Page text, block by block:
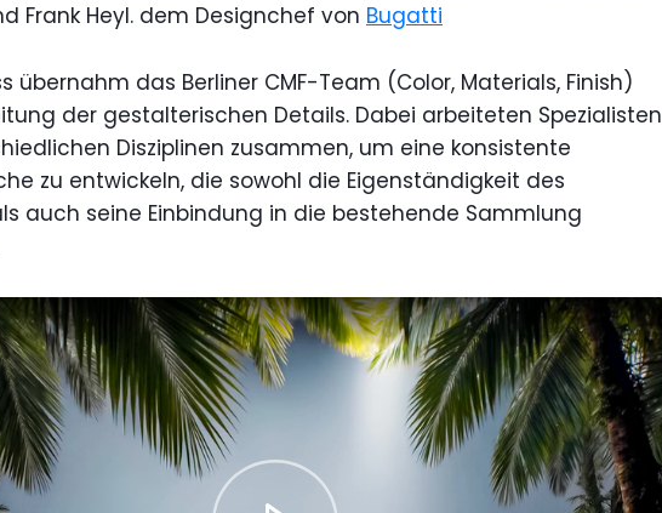
Frank Heyl. dem Designchef von Bugatti
übernahm das Berliner CMF-Team (Color, Materials, Finish)
der gestalterischen Details. Dabei arbeiteten Spezialisten
Disziplinen zusammen, um eine konsistente
zu entwickeln, die sowohl die Eigenständigkeit des
auch seine Einbindung in die bestehende Sammlung